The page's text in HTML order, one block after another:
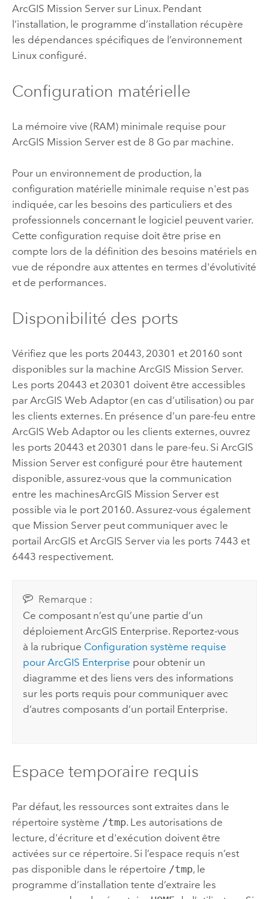
ArcGIS Mission Serversur Linux. Pendant
l’installation, le programme d’installation récupère
les dépendances spécifiques de l’environnement
Linuxconfiguré.
Configuration matérielle
La mémoire vive (RAM) minimale requise pour
ArcGIS Mission Serverest de 8 Go par machine.
Pour un environnement de production, la
configuration matérielle minimale requise n'est pas
indiquée, car les besoins des particuliers et des
professionnels concernant le logiciel peuvent varier.
Cette configuration requise doit être prise en
compte lors de la définition des besoins matériels en
vue de répondre aux attentes en termes d'évolutivité
et de performances.
Disponibilité des ports
Vérifiez que les ports 20443, 20301 et 20160 sont
disponibles sur la machine ArcGIS Mission Server.
Les ports 20443 et 20301 doivent être accessibles
par ArcGIS Web Adaptor(en cas d’utilisation) ou par
les clients externes. En présence d’un pare-feu entre
ArcGIS Web Adaptorou les clients externes, ouvrez
les ports 20443 et 20301 dans le pare-feu. Si ArcGIS
Mission Serverest configuré pour être hautement
disponible, assurez-vous que la communication
entre les machinesArcGIS Mission Serverest
possible via le port 20160. Assurez-vous également
que Mission Server peut communiquer avec le
portail ArcGIS et ArcGIS Server via les ports 7443 et
6443 respectivement.
Remarque :
Ce composant n’est qu’une partie d’un
déploiementArcGIS Enterprise. Reportez-vous
à la rubrique Configuration système requise
pourArcGIS Enterprise pour obtenir un
diagramme et des liens vers des informations
sur les ports requis pour communiquer avec
d’autres composants d’un portail Enterprise.
Espace temporaire requis
Par défaut, les ressources sont extraites dans le
répertoire système /tmp. Les autorisations de
lecture, d'écriture et d'exécution doivent être
activées sur ce répertoire. Si l’espace requis n’est
pas disponible dans le répertoire /tmp, le
programme d’installation tente d’extraire les